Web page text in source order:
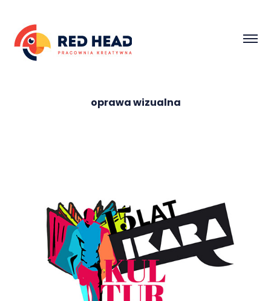
oprawa wizualna